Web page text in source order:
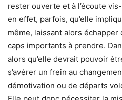
rester ouverte et à l’écoute
en effet, parfois, qu’elle
même, laissant alors
caps importants à prendre.
alors qu’elle devrait pouvoir
s’avérer un frein au
démotivation ou de départs